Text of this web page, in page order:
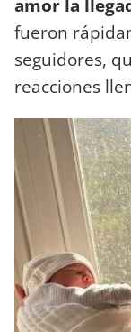
amor la
fueron
seguidores,
reacciones